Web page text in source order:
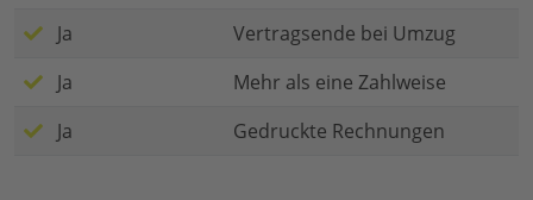
Ja
Vertragsende bei Umzug
Ja
Mehr als eine Zahlweise
Ja
Gedruckte Rechnungen